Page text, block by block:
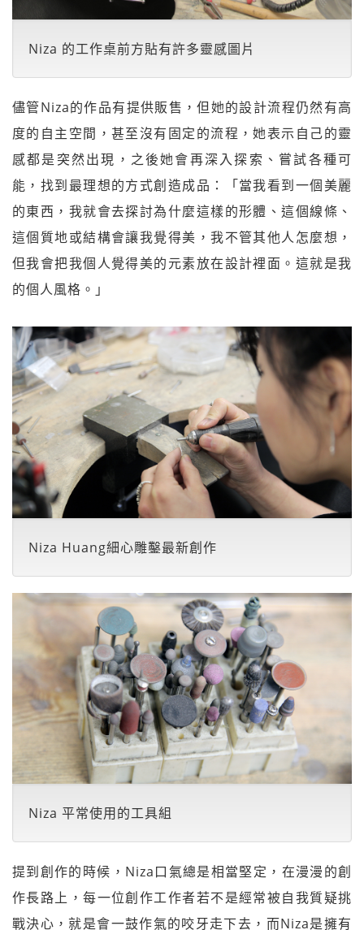
Niza 的工作桌前方貼有許多靈感圖片
儘管Niza的作品有提供販售，但她的設計流程仍然有高
度的自主空間，甚至沒有固定的流程，她表示自己的靈
感都是突然出現，之後她會再深入探索、嘗試各種可
能，找到最理想的方式創造成品：「當我看到一個美麗
的東西，我就會去探討為什麼這樣的形體、這個線條、
這個質地或結構會讓我覺得美，我不管其他人怎麼想，
但我會把我個人覺得美的元素放在設計裡面。這就是我
的個人風格。」
Niza Huang細心雕鑿最新創作
Niza 平常使用的工具組
提到創作的時候，Niza口氣總是相當堅定，在漫漫的創
作長路上，每一位創作工作者若不是經常被自我質疑挑
戰決心，就是會一鼓作氣的咬牙走下去，而Niza是擁有